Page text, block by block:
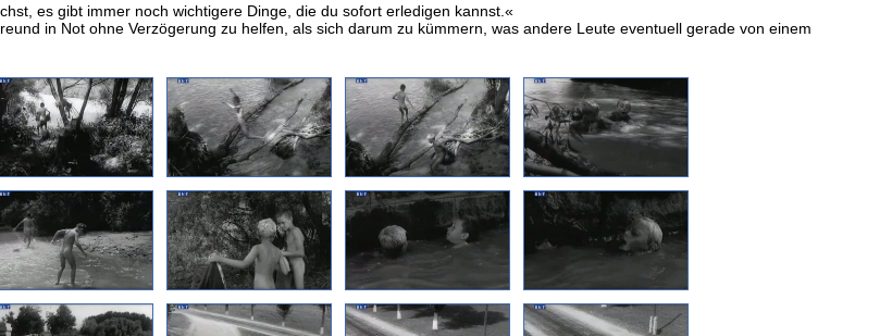
es gibt immer noch wichtigere Dinge, die du sofort erledigen kannst.«
in Not ohne Verzögerung zu helfen, als sich darum zu kümmern, was andere Leute eventuell gerade von einem